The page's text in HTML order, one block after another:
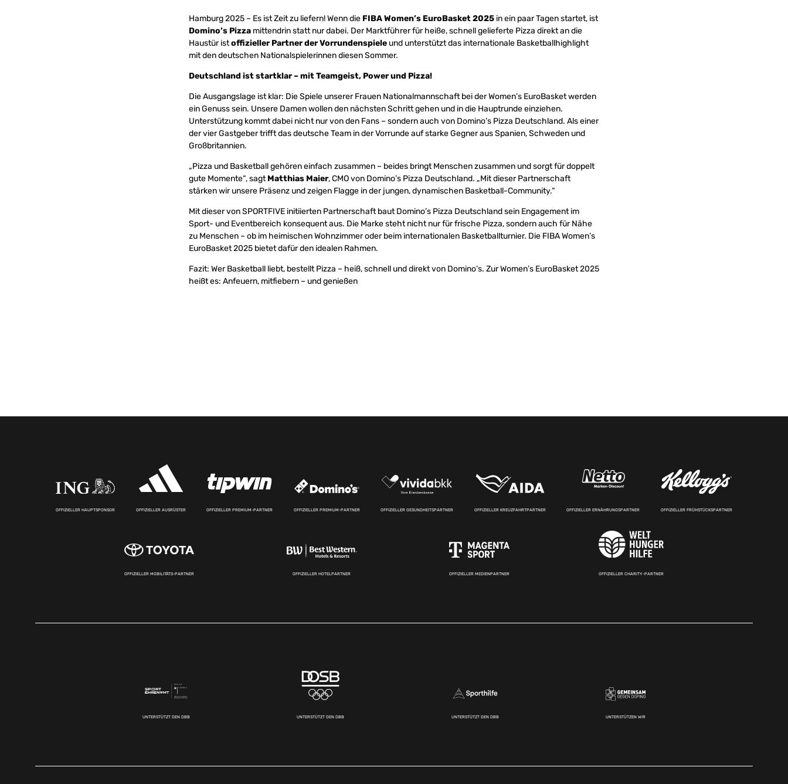
Hamburg 2025 – Es ist Zeit zu liefern! Wenn die FIBA Women’s EuroBasket 2025 in ein paar Tagen startet, ist
Domino’s Pizza mittendrin statt nur dabei. Der Marktführer für heiße, schnell gelieferte Pizza direkt an die
Haustür istoffizieller Partner der Vorrundenspiele und unterstützt das internationale Basketballhighlight
mit den deutschen Nationalspielerinnen diesen Sommer.
Deutschland ist startklar – mit Teamgeist, Power und Pizza!
Die Ausgangslage ist klar: Die Spiele unserer Frauen Nationalmannschaft bei der Women’s EuroBasket werden
ein Genuss sein. Unsere Damen wollen den nächsten Schritt gehen und in die Hauptrunde einziehen.
Unterstützung kommt dabei nicht nur von den Fans – sondern auch von Domino’s Pizza Deutschland. Als einer
der vier Gastgeber trifft das deutsche Team in der Vorrunde auf starke Gegner aus Spanien, Schweden und
Großbritannien.
„Pizza und Basketball gehören einfach zusammen – beides bringt Menschen zusammen und sorgt für doppelt
gute Momente“, sagtMatthias Maier, CMO von Domino’s Pizza Deutschland. „Mit dieser Partnerschaft
stärken wir unsere Präsenz und zeigen Flagge in der jungen, dynamischen Basketball-Community.“
Mit dieser von SPORTFIVE initiierten Partnerschaft baut Domino’s Pizza Deutschland sein Engagement im
Sport- und Eventbereich konsequent aus. Die Marke steht nicht nur für frische Pizza, sondern auch für Nähe
zu Menschen – ob im heimischen Wohnzimmer oder beim internationalen Basketballturnier. Die FIBA Women’s
EuroBasket 2025 bietet dafür den idealen Rahmen.
Fazit: Wer Basketball liebt, bestellt Pizza – heiß, schnell und direkt von Domino’s. Zur Women’s EuroBasket 2025
heißt es: Anfeuern, mitfiebern – und genießen
OFFIZIELLER HAUPTSPONSOR OFFIZIELLER AUSRÜSTER OFFIZIELLER PREMIUM-PARTNER OFFIZIELLER PREMIUM-PARTNER OFFIZIELLER GESUNDHEITSPARTNER OFFIZIELLER KREUZFAHRTPARTNER OFFIZIELLER ERNÄHRUNGSPARTNER OFFIZIELLER FRÜHSTÜCKSPARTNER
OFFIZIELLER MOBILITÄTS-PARTNER OFFIZIELLER HOTELPARTNER OFFIZIELLER MEDIENPARTNER OFFIZIELLER CHARITY-PARTNER
UNTERSTÜTZT DEN DBB UNTERSTÜTZT DEN DBB UNTERSTÜTZT DEN DBB UNTERSTÜTZEN WIR